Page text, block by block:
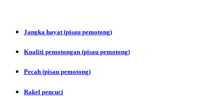
Jangka hayat (pisau pemotong)
Kualiti pemotongan (pisau pemotong)
Pecah (pisau pemotong)
Rakel pencuci